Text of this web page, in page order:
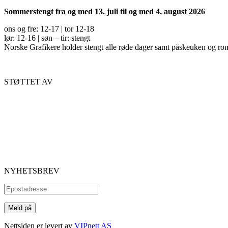
Sommerstengt fra og med 13. juli til og med 4. august 2026
ons og fre: 12-17 | tor 12-18
lør: 12-16 | søn – tir: stengt
Norske Grafikere holder stengt alle røde dager samt påskeuken og
STØTTET AV
NYHETSBREV
Nettsiden er levert av VIPnett AS